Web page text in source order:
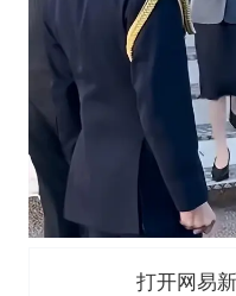
打开网易